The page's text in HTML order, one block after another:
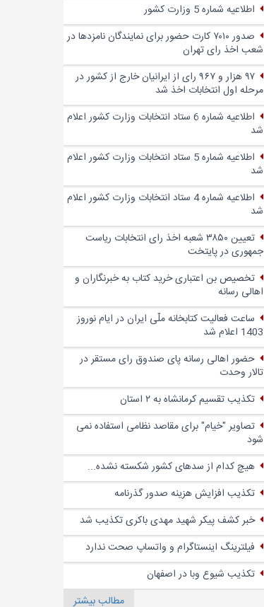
اطلاعیه شماره 5 وزارت کشور
صدور ۷۰۱۰ کارت حضور برای نمایندگان نامزدها در
شعب اخذ رای تهران
۹۷ هزار و ۹۶۷ رای از ایرانیان خارج از کشور در
مرحله اول انتخابات اخذ شد
اطلاعیه شماره 6 ستاد انتخابات وزارت کشور اعلام
شد
اطلاعیه شماره 5 ستاد انتخابات وزارت کشور اعلام
شد
اطلاعیه شماره 4 ستاد انتخابات وزارت کشور اعلام
شد
تعیین ۳۸۵۰ شعبه اخذ رای انتخابات ریاست
جمهوری در پایتخت
تخصیص بن اعتباری خرید کتاب به خبرنگاران و
اهالی رسانه
ساعت فعالیت کتابخانه ملّی ایران در ایام نوروز
1403 اعلام شد
حضور اهالی رسانه پای صندوق‌ رای مستقر در
تالار وحدت
تکذیب تقسیم کرمانشاه به ۲ استان
تصاویر "خیام" برای مقاصد نظامی استفاده نمی
شود
هیچ کدام از سدهای کشور شکسته نشده...
تکذیب افزایش هزینه صدور گذرنامه
خبر کشف پیکر شهید مهدی باکری تکذیب شد
فیلترینگ اینستاگرام و واتساپ صحت ندارد
تکذیب شیوع وبا در اصفهان
مطالب بیشتر